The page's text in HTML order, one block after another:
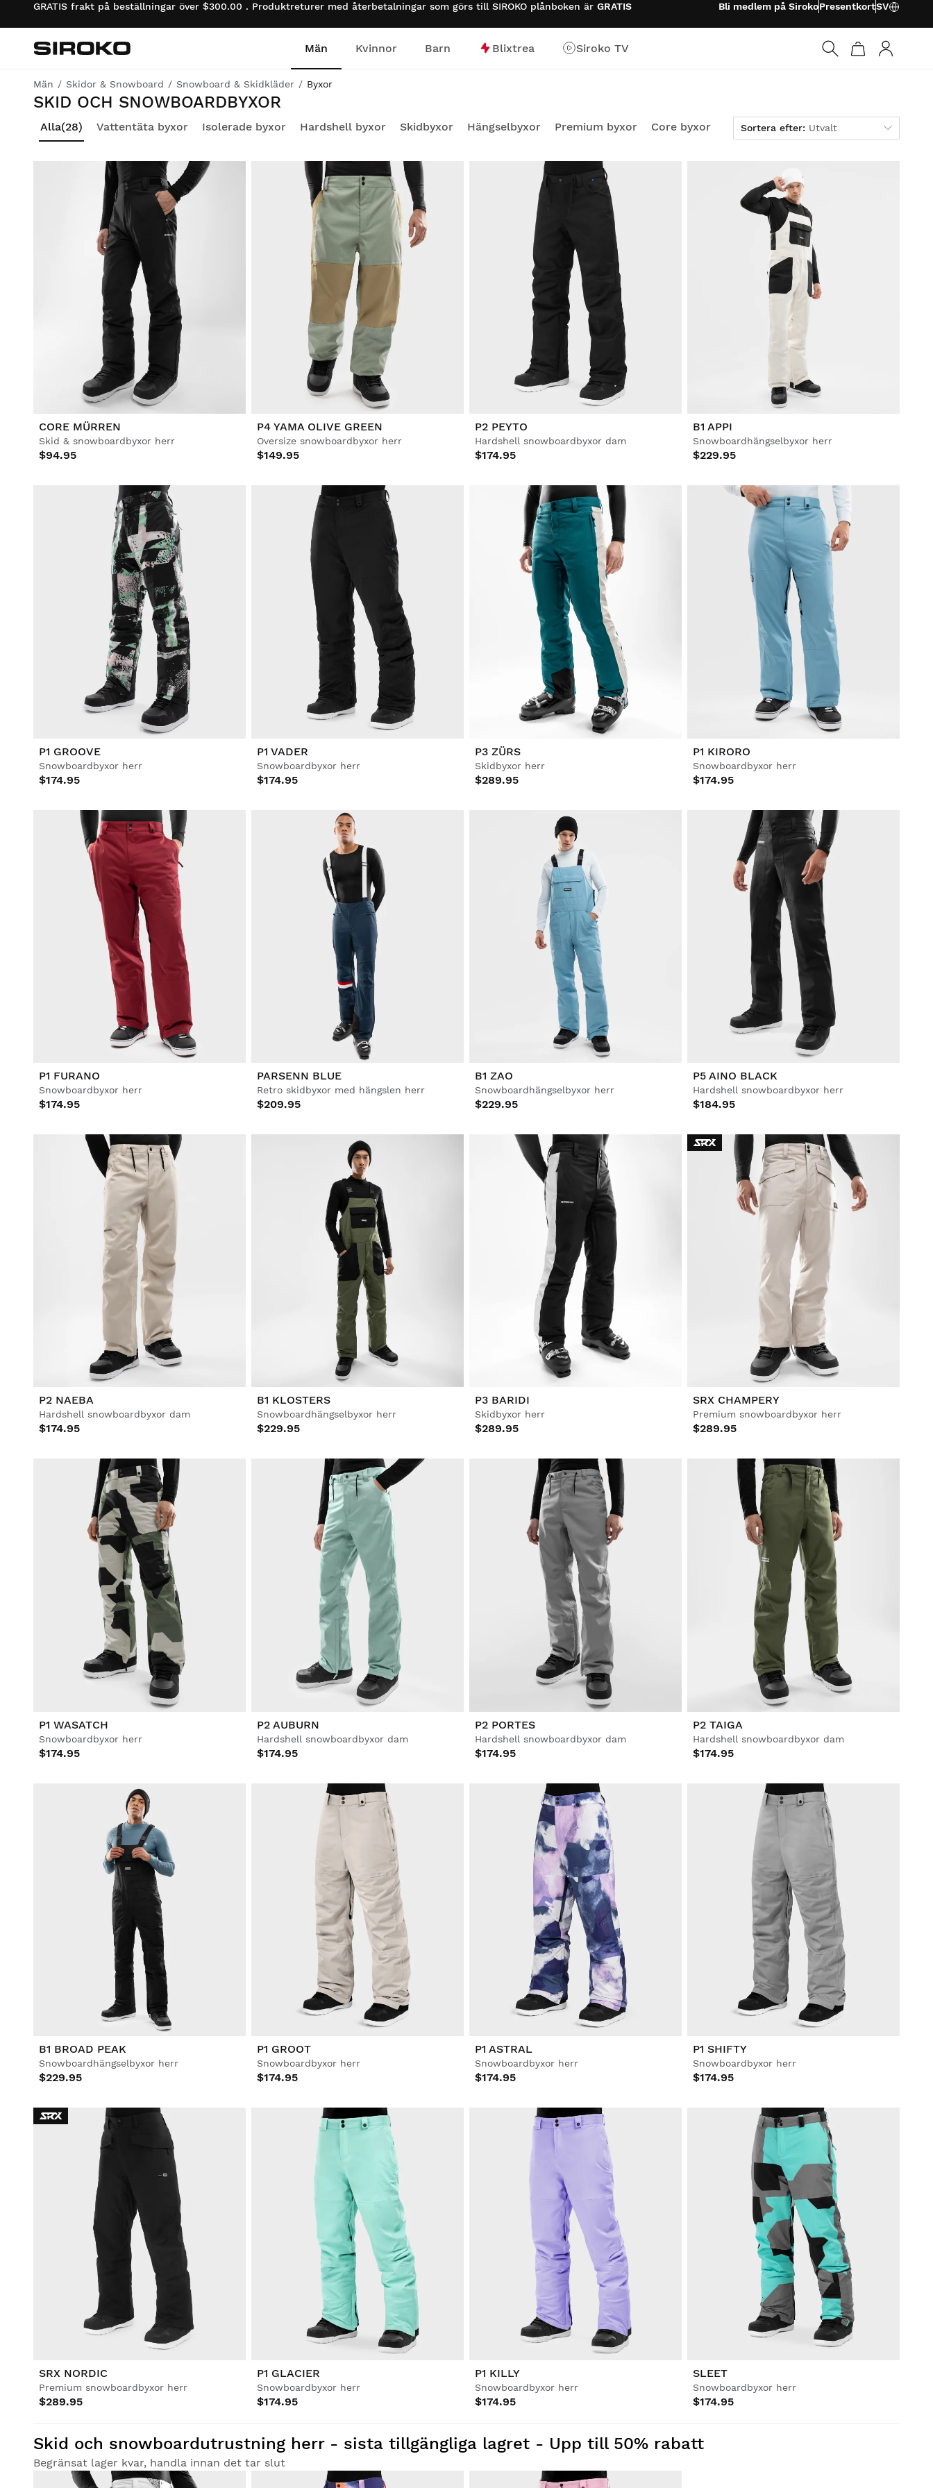
GRATIS frakt på beställningar över $300.00 . Produktreturer med återbetalningar som görs till SIROKO plånboken är GRATIS Bli medlem på SirokoPresentkortSV
Gå till startsidan
Män
Gym och Träning
Skidor & Snowboard
Kvinnor
Gym och Träning
Skidor & Snowboard
Barn
Lifestyle flickor
Cykling pojkar
Cykling flickor
Skidor & Snowboard
Skidor & Snowboard
Blixtrea
Siroko TV
Män Skidor & Snowboard Snowboard & Skidkläder Byxor
SKID OCH SNOWBOARDBYXOR
Alla(28) Vattentäta byxor Isolerade byxor Hardshell byxor Skidbyxor Hängselbyxor Premium byxor Core byxor Sortera efter
Sortera efter: Utvalt
CORE MÜRREN
Skid & snowboardbyxor herr
$94.95
P4 YAMA OLIVE GREEN
Oversize snowboardbyxor herr
$149.95
P2 PEYTO
Hardshell snowboardbyxor dam
$174.95
B1 APPI
Snowboardhängselbyxor herr
$229.95
P1 GROOVE
Snowboardbyxor herr
$174.95
P1 VADER
Snowboardbyxor herr
$174.95
P3 ZÜRS
Skidbyxor herr
$289.95
P1 KIRORO
Snowboardbyxor herr
$174.95
P1 FURANO
Snowboardbyxor herr
$174.95
PARSENN BLUE
Retro skidbyxor med hängslen herr
$209.95
B1 ZAO
Snowboardhängselbyxor herr
$229.95
P5 AINO BLACK
Hardshell snowboardbyxor herr
$184.95
P2 NAEBA
Hardshell snowboardbyxor dam
$174.95
B1 KLOSTERS
Snowboardhängselbyxor herr
$229.95
P3 BARIDI
Skidbyxor herr
$289.95
SRX CHAMPERY
Premium snowboardbyxor herr
$289.95
P1 WASATCH
Snowboardbyxor herr
$174.95
P2 AUBURN
Hardshell snowboardbyxor dam
$174.95
P2 PORTES
Hardshell snowboardbyxor dam
$174.95
P2 TAIGA
Hardshell snowboardbyxor dam
$174.95
B1 BROAD PEAK
Snowboardhängselbyxor herr
$229.95
P1 GROOT
Snowboardbyxor herr
$174.95
P1 ASTRAL
Snowboardbyxor herr
$174.95
P1 SHIFTY
Snowboardbyxor herr
$174.95
SRX NORDIC
Premium snowboardbyxor herr
$289.95
P1 GLACIER
Snowboardbyxor herr
$174.95
P1 KILLY
Snowboardbyxor herr
$174.95
SLEET
Snowboardbyxor herr
$174.95
Skid och snowboardutrustning herr - sista tillgängliga lagret - Upp till 50% rabatt
Begränsat lager kvar, handla innan det tar slut